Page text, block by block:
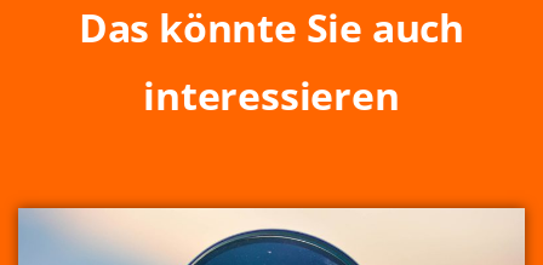
Das könnte Sie auch
interessieren